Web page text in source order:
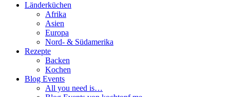
Länderküchen
Afrika
Asien
Europa
Nord- & Südamerika
Rezepte
Backen
Kochen
Blog Events
All you need is…